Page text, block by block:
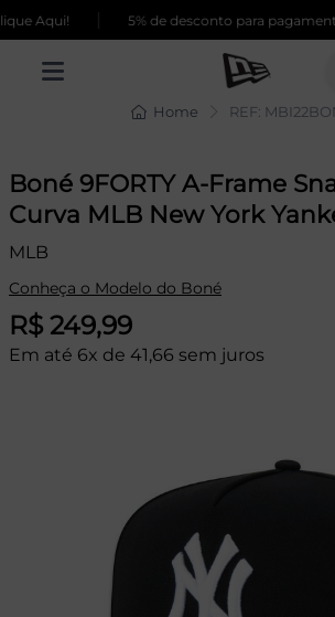
Aqui! 5% de desconto para pagamento
Home REF:
Boné 9FORTY A-Frame
Curva MLB New York
MLB
Conheça o Modelo do Boné
R$ 249,99
Em até 6x de 41,66 sem juros